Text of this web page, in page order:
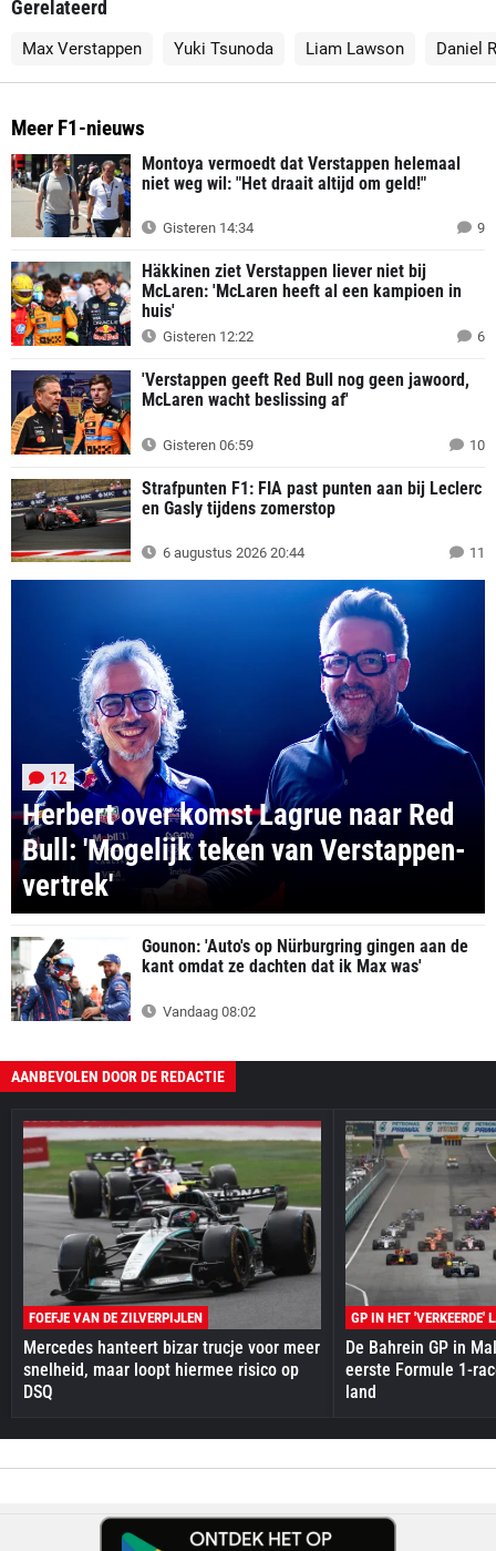
Gerelateerd
Max Verstappen Yuki Tsunoda Liam Lawson Daniel
Meer F1-nieuws
Montoya vermoedt dat Verstappen helemaal
niet weg wil: "Het draait altijd om geld!"
Gisteren 14:34 9
Häkkinen ziet Verstappen liever niet bij
McLaren: 'McLaren heeft al een kampioen in
huis'
Gisteren 12:22 6
'Verstappen geeft Red Bull nog geen jawoord,
McLaren wacht beslissing af'
Gisteren 06:59 10
Strafpunten F1: FIA past punten aan bij Leclerc
en Gasly tijdens zomerstop
6 augustus 2026 20:44 11
Herbert over komst Lagrue naar Red
Bull: 'Mogelijk teken van Verstappen-
vertrek'
12
Gounon: 'Auto's op Nürburgring gingen aan de
kant omdat ze dachten dat ik Max was'
Vandaag 08:02
AANBEVOLEN DOOR DE REDACTIE
FOEFJE VAN DE ZILVERPIJLEN
Mercedes hanteert bizar trucje voor meer
snelheid, maar loopt hiermee risico op
DSQ
GP IN HET 'VERKEERDE'
De Bahrein GP in
eerste Formule 1-
land